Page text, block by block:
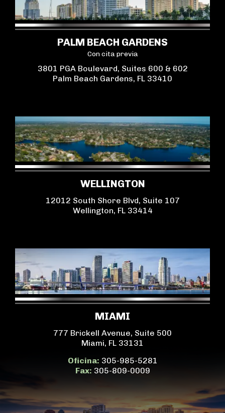
PALM BEACH GARDENS
Con cita previa
3801 PGA Boulevard, Suites 600 & 602
Palm Beach Gardens, FL 33410
WELLINGTON
12012 South Shore Blvd, Suite 107
Wellington, FL 33414
MIAMI
777 Brickell Avenue, Suite 500
Miami, FL 33131
Oficina: 305-985-5281
Fax: 305-809-0009